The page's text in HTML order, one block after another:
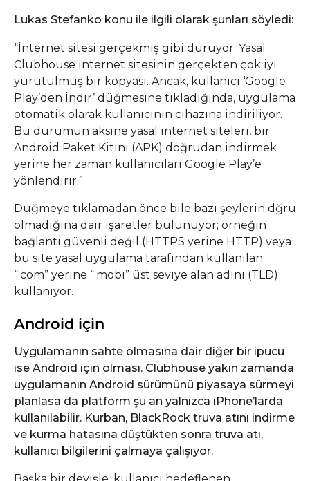
Lukas Stefanko konu ile ilgili olarak şunları söyledi:
“İnternet sitesi gerçekmiş gibi duruyor. Yasal
Clubhouse internet sitesinin gerçekten çok iyi
yürütülmüş bir kopyası. Ancak, kullanıcı ‘Google
Play’den İndir’ düğmesine tıkladığında, uygulama
otomatik olarak kullanıcının cihazına indiriliyor.
Bu durumun aksine yasal internet siteleri, bir
Android Paket Kitini (APK) doğrudan indirmek
yerine her zaman kullanıcıları Google Play’e
yönlendirir.”
Düğmeye tıklamadan önce bile bazı şeylerin dğru
olmadığına dair işaretler bulunuyor; örneğin
bağlantı güvenli değil (HTTPS yerine HTTP) veya
bu site yasal uygulama tarafından kullanılan
“.com” yerine “.mobi” üst seviye alan adını (TLD)
kullanıyor.
Android için
Uygulamanın sahte olmasına dair diğer bir ipucu
ise Android için olması. Clubhouse yakın zamanda
uygulamanın Android sürümünü piyasaya sürmeyi
planlasa da platform şu an yalnızca iPhone’larda
kullanılabilir. Kurban, BlackRock truva atını indirme
ve kurma hatasına düştükten sonra truva atı,
kullanıcı bilgilerini çalmaya çalışıyor.